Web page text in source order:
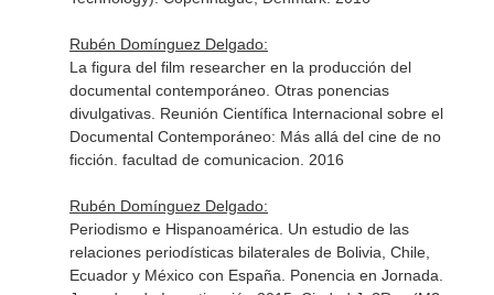
Rubén Domínguez Delgado:
La figura del film researcher en la producción del
documental contemporáneo. Otras ponencias
divulgativas. Reunión Científica Internacional sobre el
Documental Contemporáneo: Más allá del cine de no
ficción. facultad de comunicacion. 2016
Rubén Domínguez Delgado:
Periodismo e Hispanoamérica. Un estudio de las
relaciones periodísticas bilaterales de Bolivia, Chile,
Ecuador y México con España. Ponencia en Jornada.